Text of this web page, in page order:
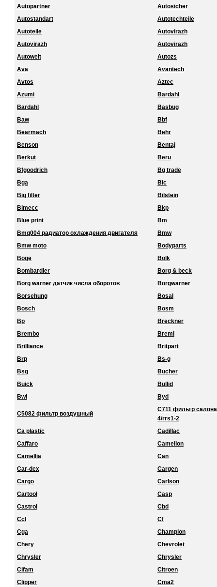
Autopartner
Autosicher
Autostandart
Autotechteile
Autoteile
Autovirazh
Autovirazh
Autovirazh
Autowelt
Autozs
Ava
Avantech
Avtos
Aztec
Azumi
Bardahl
Bardahl
Basbug
Baw
Bbf
Bearmach
Behr
Benson
Bentaj
Berkut
Beru
Bfgoodrich
Bg trade
Bga
Bic
Big filter
Bilstein
Bimecc
Bkp
Blue print
Bm
Bmq004 радиатор охлаждения двигателя
Bmw
Bmw moto
Bodyparts
Boge
Bolk
Bombardier
Borg & beck
Borg warner датчик числа оборотов
Borgwarner
Borsehung
Bosal
Bosch
Bosm
Bp
Breckner
Brembo
Bremi
Brilliance
Britpart
Brp
Bs-g
Bsg
Bucher
Buick
Bullid
Bwi
Byd
C5082 фильтр воздушный
C711 фильтр
4/rrs1-2
Ca plastic
Cadillac
Caffaro
Camelion
Camellia
Can
Car-dex
Cargen
Cargo
Carlson
Cartool
Casp
Castrol
Cbd
Ccl
Cf
Cga
Champion
Chery
Chevrolet
Chrysler
Chrysler
Cifam
Citroen
Clipper
Cma2